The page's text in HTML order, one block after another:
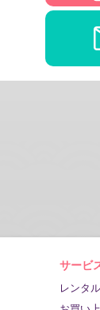
サービ
レンタ